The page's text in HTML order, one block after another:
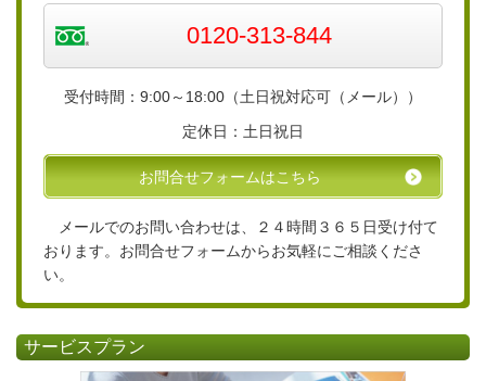
0120-313-844
受付時間：9:00～18:00（土日祝対応可（メール））
定休日：土日祝日
お問合せフォームはこちら
メールでのお問い合わせは、２４時間３６５日受け付て
おります。お問合せフォームからお気軽にご相談くださ
い。
サービスプラン